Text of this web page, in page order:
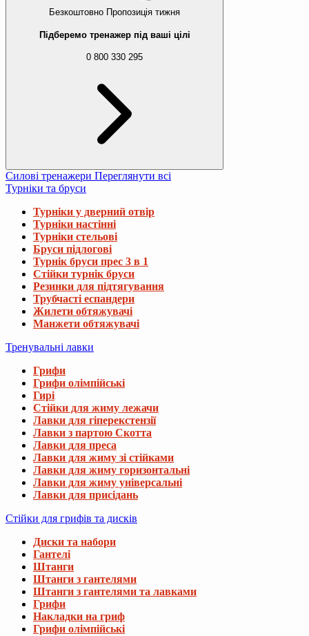
Безкоштовно Пропозиція тижня
Підберемо тренажер під ваші цілі
0 800 330 295
Силові тренажери Переглянути всі
Турніки та бруси
Турніки у дверний отвір
Турніки настінні
Турніки стельові
Бруси підлогові
Турнік бруси прес 3 в 1
Стійки турнік бруси
Резинки для підтягування
Трубчасті еспандери
Жилети обтяжувачі
Манжети обтяжувачі
Тренувальні лавки
Грифи
Грифи олімпійські
Гирі
Стійки для жиму лежачи
Лавки для гіперекстензії
Лавки з партою Скотта
Лавки для преса
Лавки для жиму зі стійками
Лавки для жиму горизонтальні
Лавки для жиму універсальні
Лавки для присідань
Стійки для грифів та дисків
Диски та набори
Гантелі
Штанги
Штанги з гантелями
Штанги з гантелями та лавками
Грифи
Накладки на гриф
Грифи олімпійські